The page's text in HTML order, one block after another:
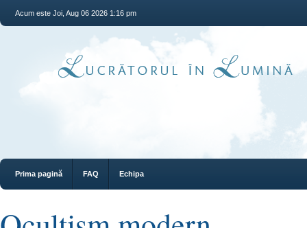
Acum este Joi, Aug 06 2026 1:16 pm
Prima pagină FAQ Echipa